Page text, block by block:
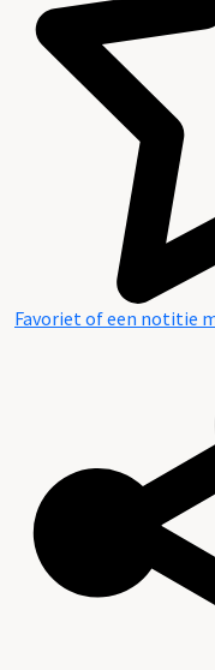
Favoriet of een notitie